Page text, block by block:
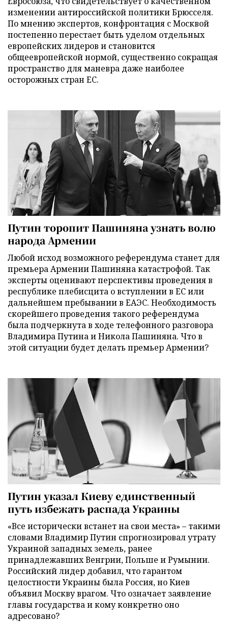
изменении антироссийской политики Брюсселя.
По мнению экспертов, конфронтация с Москвой
постепенно перестает быть уделом отдельных
европейских лидеров и становится
общеевропейской нормой, существенно сокращая
пространство для маневра даже наиболее
осторожных стран ЕС.
Путин торопит Пашиняна узнать волю
народа Армении
Любой исход возможного референдума станет для
премьера Армении Пашиняна катастрофой. Так
эксперты оценивают перспективы проведения в
республике плебисцита о вступлении в ЕС или
дальнейшем пребывании в ЕАЭС. Необходимость
скорейшего проведения такого референдума
была подчеркнута в ходе телефонного разговора
Владимира Путина и Никола Пашиняна. Что в
этой ситуации будет делать премьер Армении?
Путин указал Киеву единственный
путь избежать распада Украины
«Все исторически встанет на свои места» – такими
словами Владимир Путин спрогнозировал утрату
Украиной западных земель, ранее
принадлежавших Венгрии, Польше и Румынии.
Российский лидер добавил, что гарантом
целостности Украины была Россия, но Киев
объявил Москву врагом. Что означает заявление
главы государства и кому конкретно оно
адресовано?